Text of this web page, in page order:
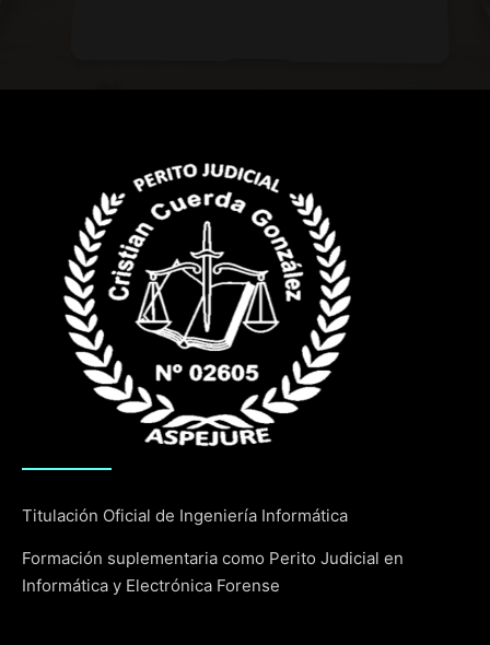
Titulación Oficial de Ingeniería Informática
Formación suplementaria como Perito Judicial en
Informática y Electrónica Forense